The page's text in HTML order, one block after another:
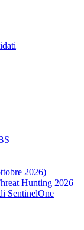
2026)
Hunting 2026
SentinelOne